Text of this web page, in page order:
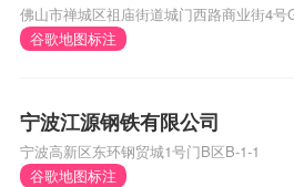
佛山市禅城区祖庙街道城门西路商业街4号
谷歌地图标注
宁波江源钢铁有限公司
宁波高新区东环钢贸城1号门B区B-1-1
谷歌地图标注